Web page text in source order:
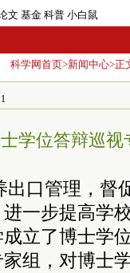
文 基金 科普 小白鼠
科学网首页>新闻中心>正
学位答辩巡视
出口管理，督
一步提高学
立了博士学
组，对博士